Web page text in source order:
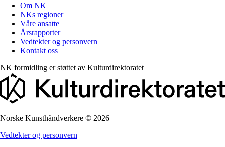
Om NK
NKs regioner
Våre ansatte
Årsrapporter
Vedtekter og personvern
Kontakt oss
NK formidling er støttet av Kulturdirektoratet
Norske Kunsthåndverkere © 2026
Vedtekter og personvern